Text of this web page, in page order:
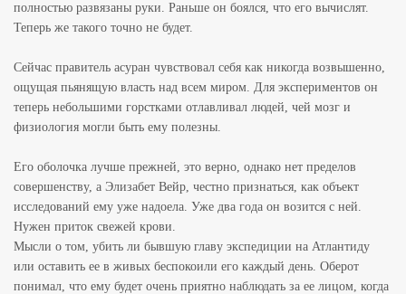
полностью развязаны руки. Раньше он боялся, что его вычислят.
Теперь же такого точно не будет.
Сейчас правитель асуран чувствовал себя как никогда возвышенно,
ощущая пьянящую власть над всем миром. Для экспериментов он
теперь небольшими горстками отлавливал людей, чей мозг и
физиология могли быть ему полезны.
Его оболочка лучше прежней, это верно, однако нет пределов
совершенству, а Элизабет Вейр, честно признаться, как объект
исследований ему уже надоела. Уже два года он возится с ней.
Нужен приток свежей крови.
Мысли о том, убить ли бывшую главу экспедиции на Атлантиду
или оставить ее в живых беспокоили его каждый день. Оберот
понимал, что ему будет очень приятно наблюдать за ее лицом, когда